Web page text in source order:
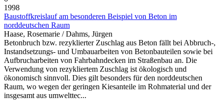
1998
Baustoffkreislauf am besonderen Beispiel von Beton im
norddeutschen Raum
Haase, Rosemarie / Dahms, Jürgen
Betonbruch bzw. rezyklierter Zuschlag aus Beton fällt bei Abbruch-,
Instandsetzungs- und Umbauarbeiten von Betonbauteilen sowie bei
Aufbrucharbeiten von Fahrbahndecken im Straßenbau an. Die
Verwendung von rezykliertem Zuschlag ist ökologisch und
ökonomisch sinnvoll. Dies gilt besonders für den norddeutschen
Raum, wo wegen der geringen Kiesanteile im Rohmaterial und der
insgesamt aus umwelttec...